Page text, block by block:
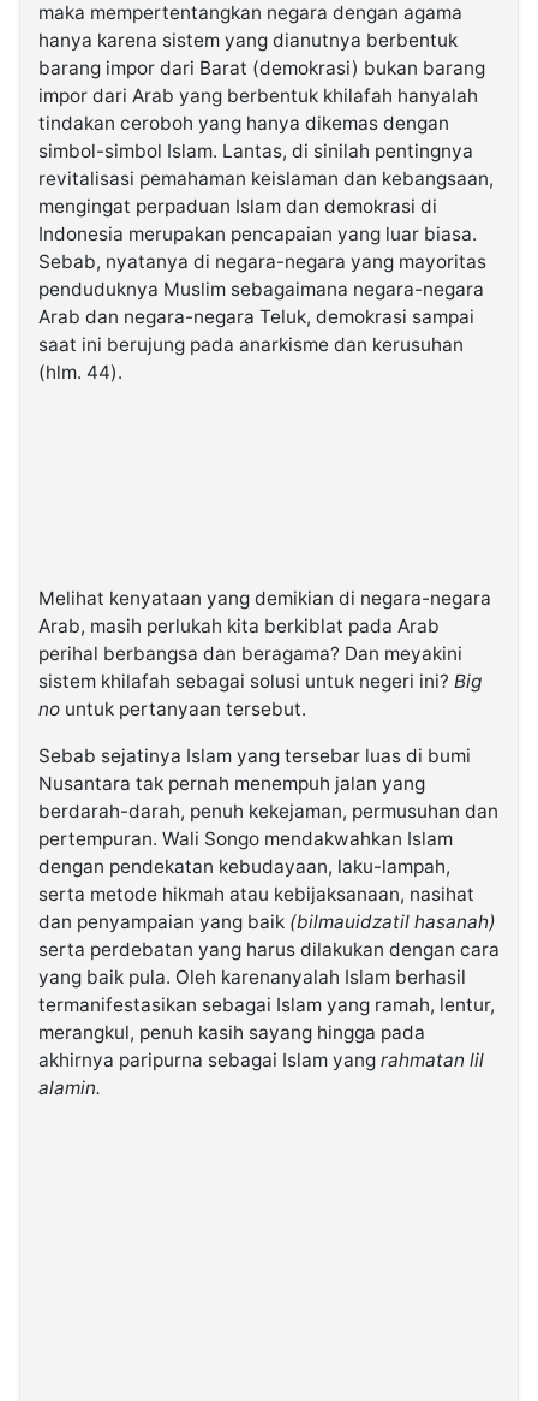
maka mempertentangkan negara dengan agama
hanya karena sistem yang dianutnya berbentuk
barang impor dari Barat (demokrasi) bukan barang
impor dari Arab yang berbentuk khilafah hanyalah
tindakan ceroboh yang hanya dikemas dengan
simbol-simbol Islam. Lantas, di sinilah pentingnya
revitalisasi pemahaman keislaman dan kebangsaan,
mengingat perpaduan Islam dan demokrasi di
Indonesia merupakan pencapaian yang luar biasa.
Sebab, nyatanya di negara-negara yang mayoritas
penduduknya Muslim sebagaimana negara-negara
Arab dan negara-negara Teluk, demokrasi sampai
saat ini berujung pada anarkisme dan kerusuhan
(hlm. 44).
Melihat kenyataan yang demikian di negara-negara
Arab, masih perlukah kita berkiblat pada Arab
perihal berbangsa dan beragama? Dan meyakini
sistem khilafah sebagai solusi untuk negeri ini? Big
no untuk pertanyaan tersebut.
Sebab sejatinya Islam yang tersebar luas di bumi
Nusantara tak pernah menempuh jalan yang
berdarah-darah, penuh kekejaman, permusuhan dan
pertempuran. Wali Songo mendakwahkan Islam
dengan pendekatan kebudayaan, laku-lampah,
serta metode hikmah atau kebijaksanaan, nasihat
dan penyampaian yang baik (bilmauidzatil hasanah)
serta perdebatan yang harus dilakukan dengan cara
yang baik pula. Oleh karenanyalah Islam berhasil
termanifestasikan sebagai Islam yang ramah, lentur,
merangkul, penuh kasih sayang hingga pada
akhirnya paripurna sebagai Islam yang rahmatan lil
alamin.